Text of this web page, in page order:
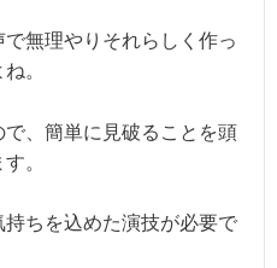
無理やりそれらしく作っ
。
、簡単に見破ることを頭
。
ちを込めた演技が必要で